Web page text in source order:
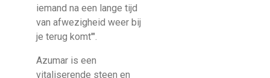
iemand na een lange tijd
van afwezigheid weer bij
je terug komt'".
Azumar is een
vitaliserende steen en